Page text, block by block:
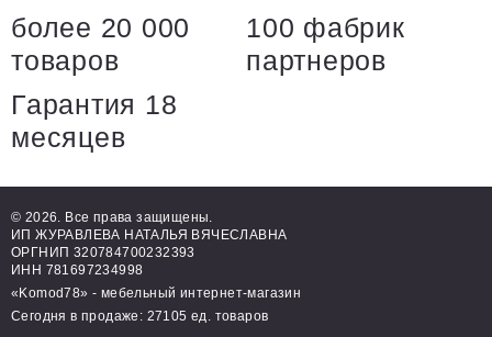
более 20 000
товаров
100 фабрик
партнеров
Гарантия 18
месяцев
© 2026. Все права защищены.
ИП ЖУРАВЛЕВА НАТАЛЬЯ ВЯЧЕСЛАВНА
ОРГНИП 320784700232393
ИНН 781697234998
«Komod78» - мебельный интернет-магазин
Сегодня в продаже: 27105 ед. товаров